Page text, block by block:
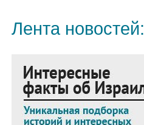
Лента новостей: